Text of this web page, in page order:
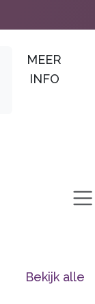
MEER
INFO
Bekijk alle